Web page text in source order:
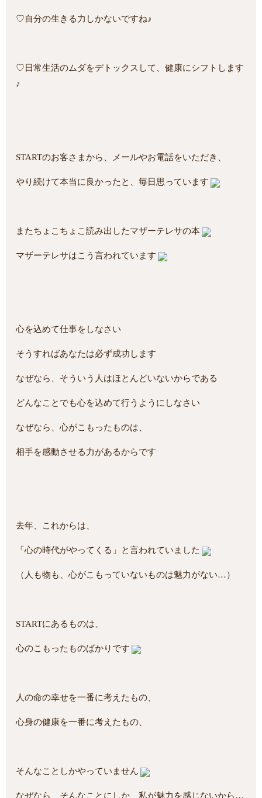
♡自分の生きる力しかないですね♪
♡日常生活のムダをデトックスして、健康にシフトします
♪
STARTのお客さまから、メールやお電話をいただき、
やり続けて本当に良かったと、毎日思っています
またちょこちょこ読み出したマザーテレサの本
マザーテレサはこう言われています
心を込めて仕事をしなさい
そうすればあなたは必ず成功します
なぜなら、そういう人はほとんどいないからである
どんなことでも心を込めて行うようにしなさい
なぜなら、心がこもったものは、
相手を感動させる力があるからです
去年、これからは、
「心の時代がやってくる」と言われていました
（人も物も、心がこもっていないものは魅力がない…）
STARTにあるものは、
心のこもったものばかりです
人の命の幸せを一番に考えたもの、
心身の健康を一番に考えたもの、
そんなことしかやっていません
なぜなら、そんなことにしか、私が魅力を感じないから…